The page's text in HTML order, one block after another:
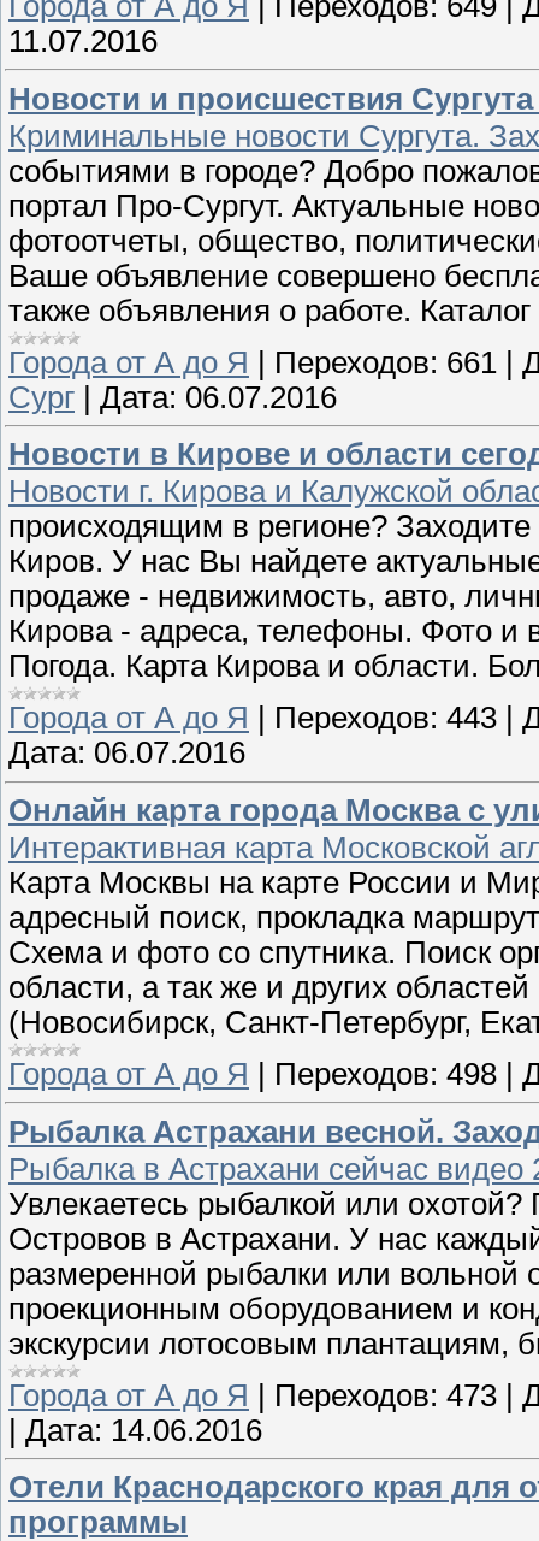
11.07.2016
Новости и происшествия
Криминальные новости Сургута.
событиями в городе? Добро
портал Про-Сургут. Актуальные
фотоотчеты, общество,
Ваше объявление совершено
также объявления о работе.
Города от А до Я | Переходов: 661 |
Сург | Дата: 06.07.2016
Новости в Кирове и области
Новости г. Кирова и Калужской
происходящим в регионе?
Киров. У нас Вы найдете
продаже - недвижимость, авто,
Кирова - адреса, телефоны. Фото и
Погода. Карта Кирова и области.
Города от А до Я
Переходов: 443
Дата: 06.07.2016
Онлайн карта города Москва с
Интерактивная карта Московской
Карта Москвы на карте России и
адресный поиск, прокладка
Схема и фото со спутника. Поиск
области, а так же и других
(Новосибирск, Санкт-Петербург,
Города от А до Я
Переходов: 498
Рыбалка Астрахани весной.
Рыбалка в Астрахани сейчас
Увлекаетесь рыбалкой или
Островов в Астрахани. У нас
размеренной рыбалки или вольной
проекционным оборудованием и
экскурсии лотосовым плантациям,
Города от А до Я | Переходов: 473 |
| Дата: 14.06.2016
Отели Краснодарского края для
программы